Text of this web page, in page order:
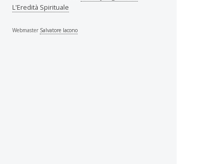
L'Eredità Spirituale
Webmaster Salvatore Iacono